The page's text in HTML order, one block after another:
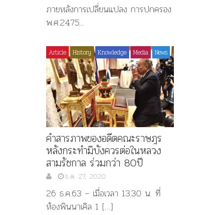
ภายหลังการเปลี่ยนแปลง การปกครอง
พ.ศ.2475...
Article History Knowledge Media News
คำสารภาพของอดีตคณะราษฎร
หลังกระทำมิบังควรต่อในหลวง
สามรัชกาล ร่วมกว่า 80ปี
ธ.ค. 27, 2020
26 ธ.ค.63 – เมื่อเวลา 13.30 น. ที่
ห้องพินนาเคิล 1 […]